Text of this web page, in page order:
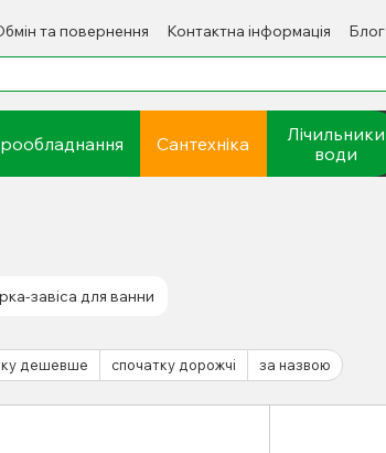
та повернення Контактна інформація
Блог
Сантехніка
Лічильники
води
завіса для ванни
дешевше спочатку дорожчі за назвою